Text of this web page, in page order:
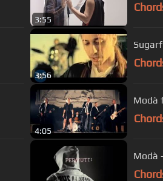
3:55
3:56
4:05
Modà
Modà